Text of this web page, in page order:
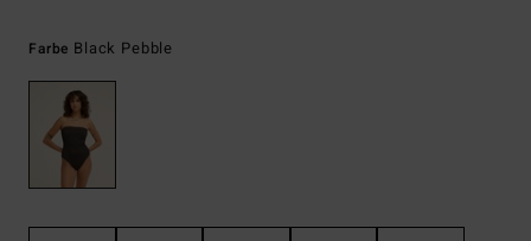
Farbe Black Pebble